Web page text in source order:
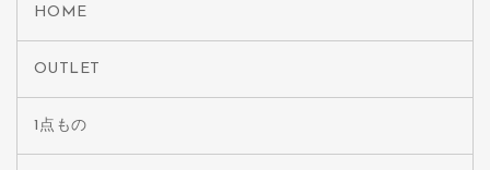
HOME
OUTLET
1点もの